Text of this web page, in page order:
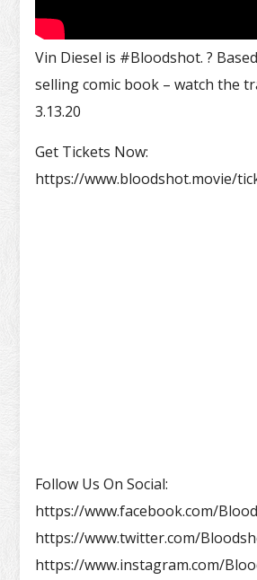
Vin Diesel is #Bloodshot. ?
selling comic book – watch the
3.13.20
Get Tickets Now:
https://www.bloodshot.movie/
Follow Us On Social:
https://www.facebook.com/
https://www.twitter.com/
https://www.instagram.com/